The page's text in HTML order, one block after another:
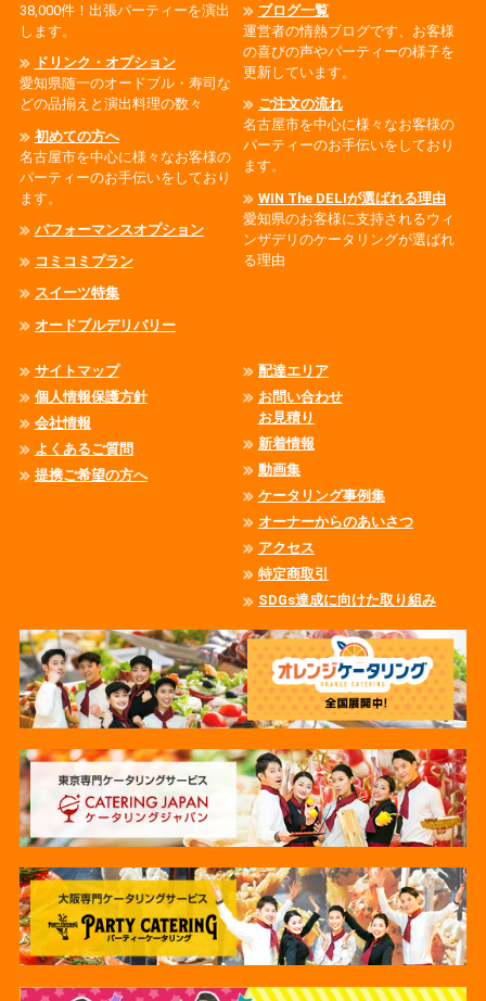
38,000件！出張パーティーを演出
します。
ドリンク・オプション
愛知県随一のオードブル・寿司な
どの品揃えと演出料理の数々
初めての方へ
名古屋市を中心に様々なお客様の
パーティーのお手伝いをしており
ます。
パフォーマンスオプション
コミコミプラン
スイーツ特集
オードブルデリバリー
ブログ一覧
運営者の情熱ブログです、お客様
の喜びの声やパーティーの様子を
更新しています。
ご注文の流れ
名古屋市を中心に様々なお客様の
パーティーのお手伝いをしており
ます。
WIN The DELIが選ばれる理由
愛知県のお客様に支持されるウィ
ンザデリのケータリングが選ばれ
る理由
サイトマップ
個人情報保護方針
会社情報
よくあるご質問
提携ご希望の方へ
配達エリア
お問い合わせ
お見積り
新着情報
動画集
ケータリング事例集
オーナーからのあいさつ
アクセス
特定商取引
SDGs達成に向けた取り組み